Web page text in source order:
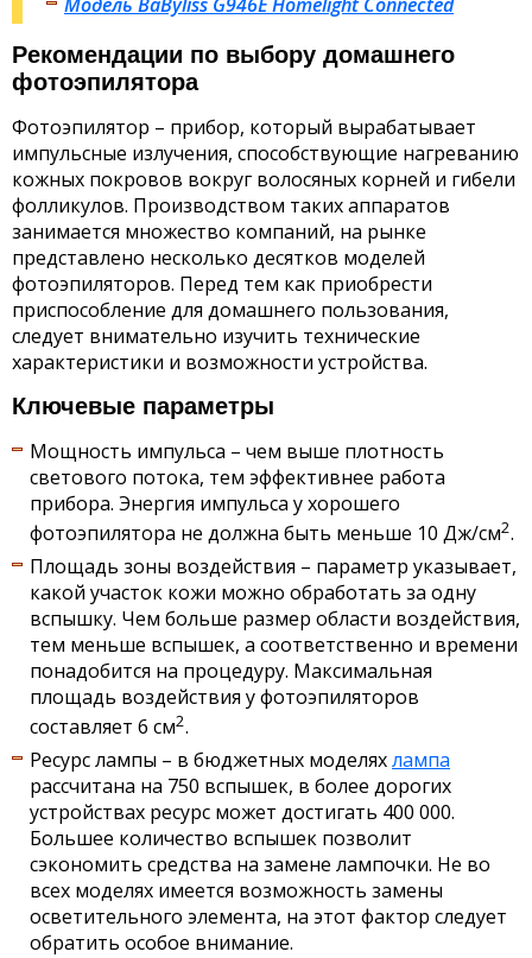
Рекомендации по выбору домашнего
фотоэпилятора
Фотоэпилятор – прибор, который вырабатывает
импульсные излучения, способствующие нагреванию
кожных покровов вокруг волосяных корней и гибели
фолликулов. Производством таких аппаратов
занимается множество компаний, на рынке
представлено несколько десятков моделей
фотоэпиляторов. Перед тем как приобрести
приспособление для домашнего пользования,
следует внимательно изучить технические
характеристики и возможности устройства.
Ключевые параметры
Мощность импульса – чем выше плотность
светового потока, тем эффективнее работа
прибора. Энергия импульса у хорошего
фотоэпилятора не должна быть меньше 10 Дж/см2.
Площадь зоны воздействия – параметр указывает,
какой участок кожи можно обработать за одну
вспышку. Чем больше размер области воздействия,
тем меньше вспышек, а соответственно и времени
понадобится на процедуру. Максимальная
площадь воздействия у фотоэпиляторов
составляет 6 см2.
Ресурс лампы – в бюджетных моделяхлампа
рассчитана на 750 вспышек, в более дорогих
устройствах ресурс может достигать 400 000.
Большее количество вспышек позволит
сэкономить средства на замене лампочки. Не во
всех моделях имеется возможность замены
осветительного элемента, на этот фактор следует
обратить особое внимание.